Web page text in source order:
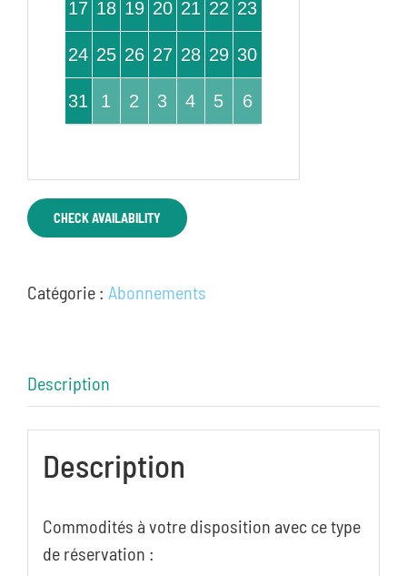
17 18 19 20 21 22 23
24 25 26 27 28 29 30
31 1 2 3 4 5 6
CHECK AVAILABILITY
Catégorie : Abonnements
Description
Description
Commodités à votre disposition avec ce type
de réservation :